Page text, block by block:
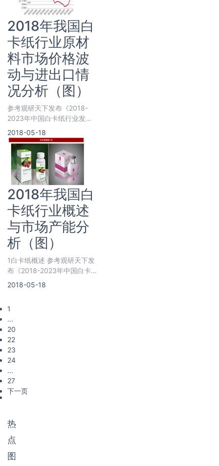
2018年我国白
卡纸行业原材
料市场价格波
动与进出口情
况分析（图）
参考观研天下发布《2018-
2023年中国白卡纸行业发展
现状分析与投资发展前景研究
报告》
2018-05-18
2018年我国白
卡纸行业概述
与市场产能分
析（图）
1白卡纸概述 参考观研天下发
布《2018-2023年中国白卡
纸产业现状调查与投资战略咨
2018-05-18
1
...
20
22
23
24
...
27
下一页
热
点
图